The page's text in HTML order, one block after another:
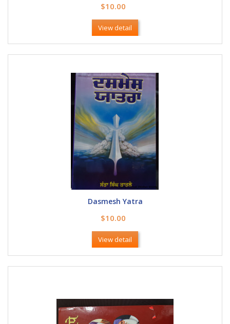
$10.00
View detail
Dasmesh Yatra
$10.00
View detail